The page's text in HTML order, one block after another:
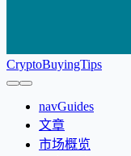
CryptoBuyingTips
navGuides
文章
市场概览